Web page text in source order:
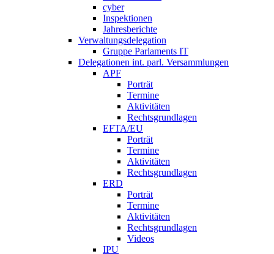
cyber
Inspektionen
Jahresberichte
Verwaltungsdelegation
Gruppe Parlaments IT
Delegationen int. parl. Versammlungen
APF
Porträt
Termine
Aktivitäten
Rechtsgrundlagen
EFTA/EU
Porträt
Termine
Aktivitäten
Rechtsgrundlagen
ERD
Porträt
Termine
Aktivitäten
Rechtsgrundlagen
Videos
IPU